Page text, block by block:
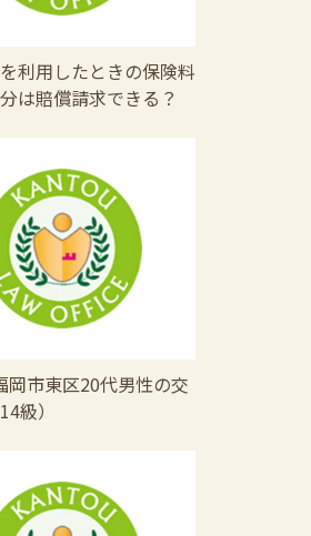
利用したときの保険料
は賠償請求できる？
岡市東区20代男性の交
級）